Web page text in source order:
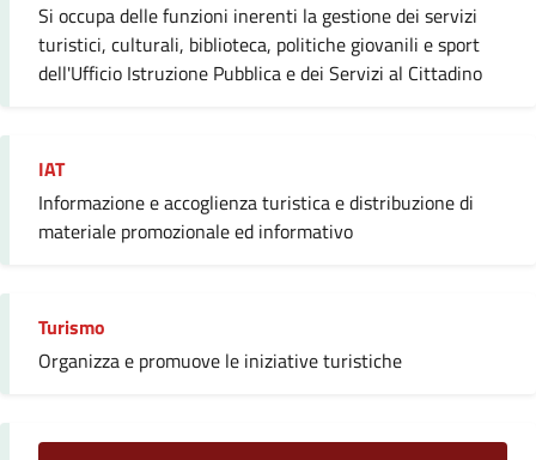
Si occupa delle funzioni inerenti la gestione dei servizi
turistici, culturali, biblioteca, politiche giovanili e sport
dell'Ufficio Istruzione Pubblica e dei Servizi al Cittadino
IAT
Informazione e accoglienza turistica e distribuzione di
materiale promozionale ed informativo
Turismo
Organizza e promuove le iniziative turistiche